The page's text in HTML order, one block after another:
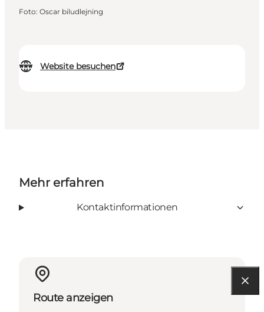
Website besuchen
Foto: Oscar biludlejning
Mehr erfahren
Kontaktinformationen
Route anzeigen